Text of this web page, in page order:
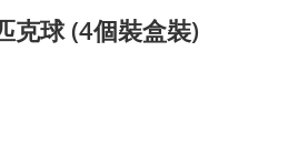
克球 (4個裝盒裝)